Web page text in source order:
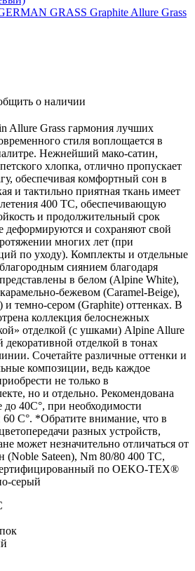
о наличии
Allure Grass гармония лучших
стиля воплощается в
Нежнейший мако-сатин,
хлопка, отлично пропускает
обеспечивая комфортный сон в
и тактильно приятная ткань имеет
400 ТС, обеспечивающую
и продолжительный срок
деформируются и сохраняют свой
многих лет (при
по уходу). Комплекты и отдельные
сиянием благодаря
в белом (Alpine White),
бежевом (Caramel-Beige),
и темно-сером (Graphite) оттенках. В
коллекция белоснежных
отделкой (с ушками) Alpine Allure
декоративной отделкой в тонах
Сочетайте различные оттенки и
композиции, ведь каждое
не только в
но и отдельно. Рекомендована
до 40С°, при необходимости
60 С°. *Обратите внимание, что в
разных устройств,
может незначительно отличаться от
(Noble Sateen), Nm 80/80 400 ТС,
по OEKO-TEX®
серый